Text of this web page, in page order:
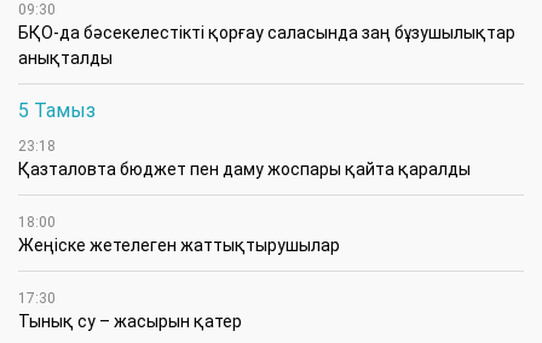
09:30
БҚО-да бәсекелестікті қорғау саласында заң бұзушылықтар
анықталды
5 Тамыз
23:18
Қазталовта бюджет пен даму жоспары қайта қаралды
18:00
Жеңіске жетелеген жаттықтырушылар
17:30
Тынық су – жасырын қатер